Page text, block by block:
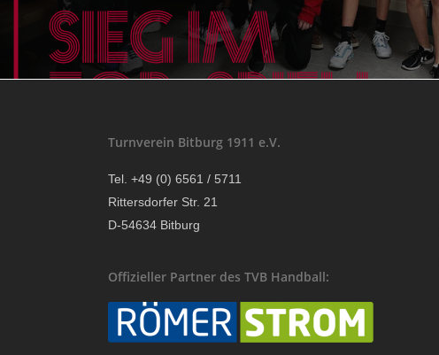
Turnverein Bitburg 1911 e.V.
Tel. +49 (0) 6561 / 5711
Rittersdorfer Str. 21
D-54634 Bitburg
Offizieller Partner des TVB Handball: